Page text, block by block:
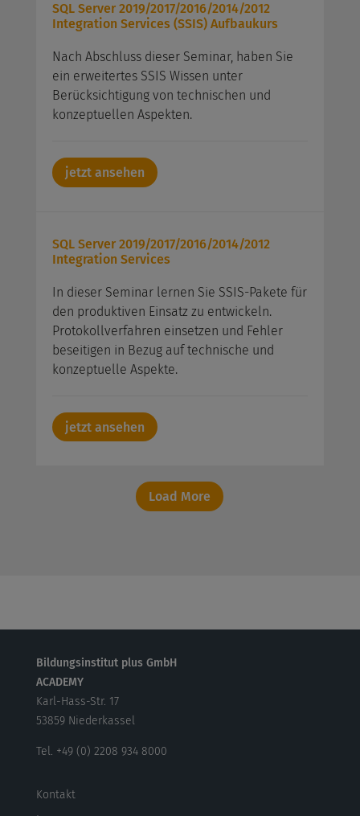
SQL Server 2019/2017/2016/2014/2012
Integration Services (SSIS) Aufbaukurs
Nach Abschluss dieser Seminar, haben Sie
ein erweitertes SSIS Wissen unter
Berücksichtigung von technischen und
konzeptuellen Aspekten.
jetzt ansehen
SQL Server 2019/2017/2016/2014/2012
Integration Services
In dieser Seminar lernen Sie SSIS-Pakete für
den produktiven Einsatz zu entwickeln.
Protokollverfahren einsetzen und Fehler
beseitigen in Bezug auf technische und
konzeptuelle Aspekte.
jetzt ansehen
Load More
Bildungsinstitut plus GmbH
ACADEMY
Karl-Hass-Str. 17
53859 Niederkassel
Tel. +49 (0) 2208 934 8000
Kontakt